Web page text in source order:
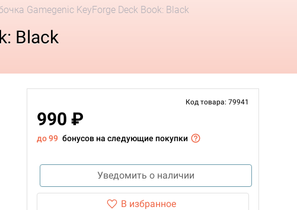
Gamegenic KeyForge Deck Book: Black
Black
Код товара: 79941
990 ₽
до 99 бонусов на следующие покупки
Уведомить о наличии
В избранное